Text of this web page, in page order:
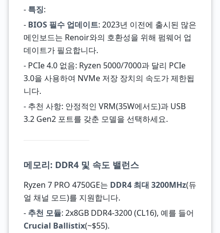
- 특징:
- BIOS 필수 업데이트: 2023년 이전에 출시된 많은
메인보드는 Renoir와의 호환성을 위해 펌웨어 업
데이트가 필요합니다.
- PCIe 4.0 없음: Ryzen 5000/7000과 달리 PCIe
3.0을 사용하여 NVMe 저장 장치의 속도가 제한됩
니다.
- 추천 사항: 안정적인 VRM(35W에서도)과 USB
3.2 Gen2 포트를 갖춘 모델을 선택하세요.
메모리: DDR4 및 속도 밸런스
Ryzen 7 PRO 4750GE는 DDR4 최대 3200MHz(듀
얼 채널 모드)를 지원합니다.
- 추천 모듈: 2x8GB DDR4-3200 (CL16), 예를 들어
Crucial Ballistix(~$55).